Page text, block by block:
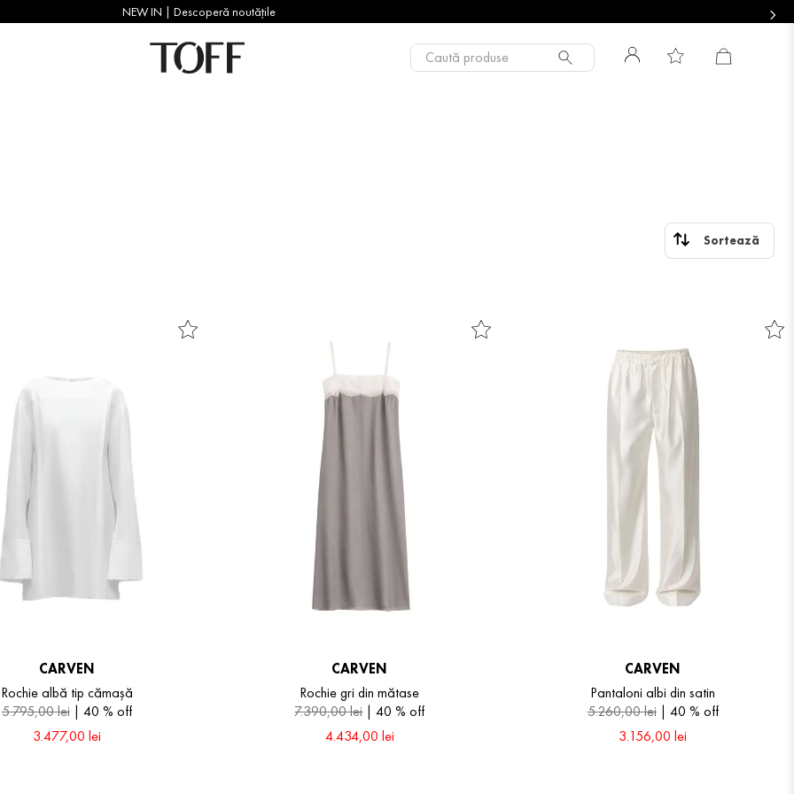
Caută produse
CARVEN
Rochie albă tip cămașă
5.795,00lei 40 % off
3.477,00 lei
CARVEN
Rochie gri din mătase
7.390,00lei 40 % off
4.434,00 lei
CARVEN
Pantaloni albi din satin
5.260,00lei 40 % off
3.156,00 lei